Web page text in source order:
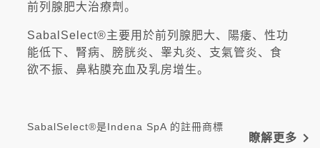
前列腺肥大治療劑。
SabalSelect®主要用於前列腺肥大、陽痿、性功
能低下、腎病、膀胱炎、睾丸炎、支氣管炎、食
欲不振、鼻粘膜充血及乳房增生。
SabalSelect®是Indena SpA 的註冊商標
瞭解更多 navigate_next